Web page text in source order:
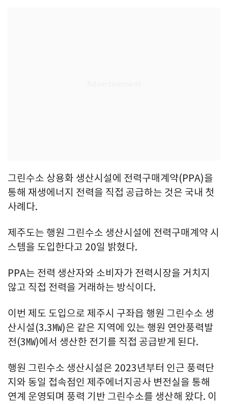
그린수소 상용화 생산시설에 전력구매계약(PPA)을
통해 재생에너지 전력을 직접 공급하는 것은 국내 첫
사례다.
제주도는 행원 그린수소 생산시설에 전력구매계약 시
스템을 도입한다고 20일 밝혔다.
PPA는 전력 생산자와 소비자가 전력시장을 거치지
않고 직접 전력을 거래하는 방식이다.
이번 제도 도입으로 제주시 구좌읍 행원 그린수소 생
산시설(3.3㎿)은 같은 지역에 있는 행원 연안풍력발
전(3㎿)에서 생산한 전기를 직접 공급받게 된다.
행원 그린수소 생산시설은 2023년부터 인근 풍력단
지와 동일 접속점인 제주에너지공사 변전실을 통해
연계 운영되며 풍력 기반 그린수소를 생산해 왔다. 이